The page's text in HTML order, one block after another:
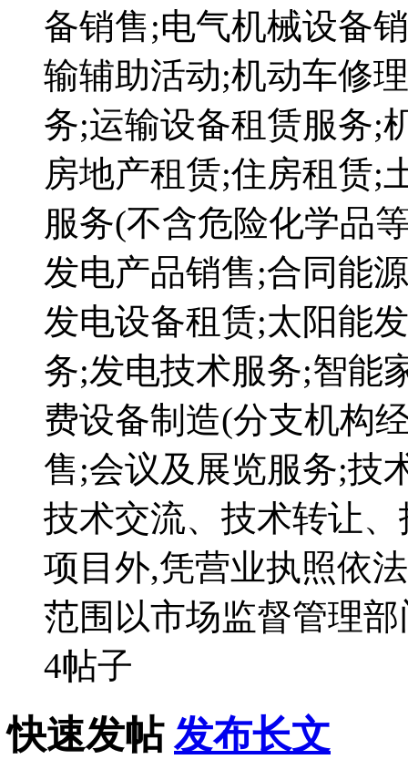
备销售;电气机械设备
输辅助活动;机动车修
务;运输设备租赁服务;
房地产租赁;住房租赁;
服务(不含危险化学品
发电产品销售;合同能
发电设备租赁;太阳能
务;发电技术服务;智能
费设备制造(分支机构
售;会议及展览服务;技
技术交流、技术转让
项目外,凭营业执照依
范围以市场监督管理
4帖子
快速发帖 发布长文